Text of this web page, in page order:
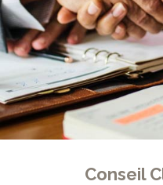
Conseil